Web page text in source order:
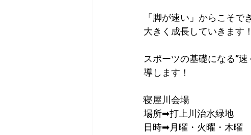
「脚が速い」からこそ
大きく成長していきます！
スポーツの基礎になる”
導します！
寝屋川会場
​場所➡打上川治水緑地
日時➡月曜・火曜・木曜